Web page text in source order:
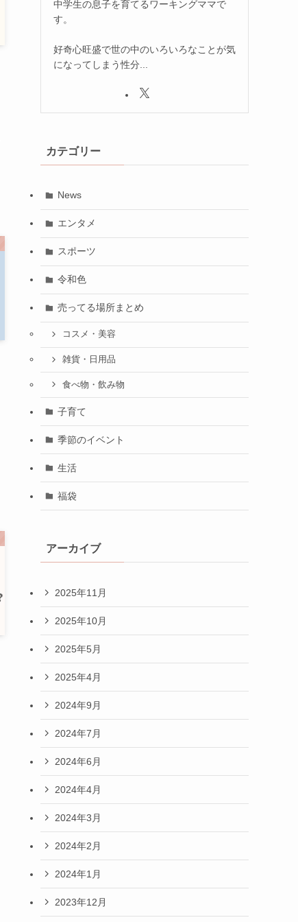
中学生の息子を育てるワーキングママで
す。
好奇心旺盛で世の中のいろいろなことが気
になってしまう性分...
カテゴリー
News
エンタメ
スポーツ
令和色
売ってる場所まとめ
コスメ・美容
雑貨・日用品
食べ物・飲み物
子育て
季節のイベント
生活
福袋
アーカイブ
2025年11月
2025年10月
2025年5月
2025年4月
2024年9月
2024年7月
2024年6月
2024年4月
2024年3月
2024年2月
2024年1月
2023年12月